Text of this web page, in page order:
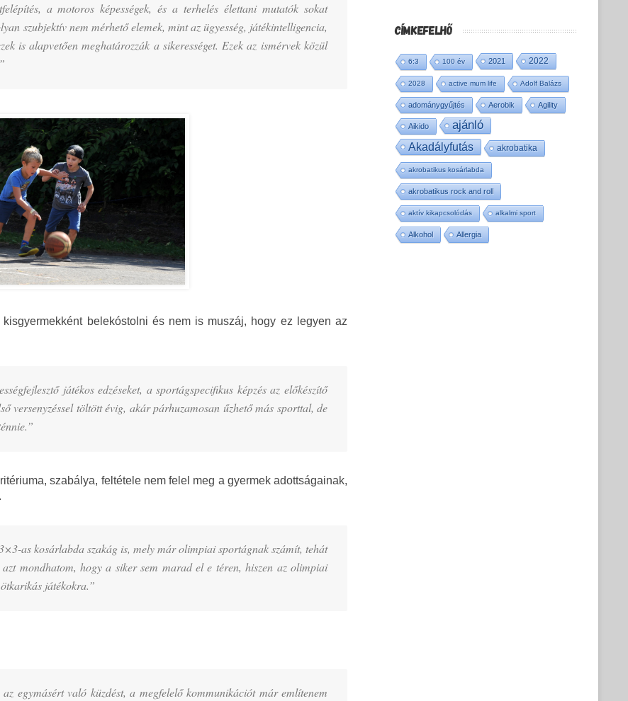
a motoros képességek, és a terhelés élettani mutatók sokat
szubjektív nem mérhető elemek, mint az ügyesség, játékintelligencia,
is alapvetően meghatározzák a sikerességet. Ezek az ismérvek közül
belekóstolni és nem is muszáj, hogy ez legyen az
játékos edzéseket, a sportágspecifikus képzés az előkészítő
versenyzéssel töltött évig, akár párhuzamosan űzhető más sporttal, de
szabálya, feltétele nem felel meg a gyermek adottságainak,
as kosárlabda szakág is, mely már olimpiai sportágnak számít, tehát
azt mondhatom, hogy a siker sem marad el e téren, hiszen az olimpiai
játékokra.”
egymásért való küzdést, a megfelelő kommunikációt már említenem
CÍMKEFELHŐ
6:3 100 év 2021 2022
2028 active mum life Adolf Balázs
adománygyűjtés Aerobik Agility
Aikido ajánló
Akadályfutás akrobatika
akrobatikus kosárlabda
akrobatikus rock and roll
aktív kikapcsolódás alkalmi sport
Alkohol Allergia